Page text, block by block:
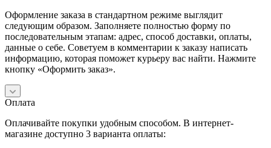
Оформление заказа в стандартном режиме выглядит
следующим образом. Заполняете полностью форму по
последовательным этапам: адрес, способ доставки, оплаты,
данные о себе. Советуем в комментарии к заказу написать
информацию, которая поможет курьеру вас найти. Нажмите
кнопку «Оформить заказ».
Оплата
Оплачивайте покупки удобным способом. В интернет-
магазине доступно 3 варианта оплаты: